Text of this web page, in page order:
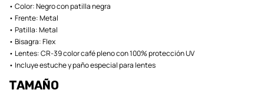
• Color: Negro con patilla negra
• Frente: Metal
• Patilla: Metal
• Bisagra: Flex
• Lentes: CR-39 color café pleno con 100% protección UV
• Incluye estuche y paño especial para lentes
TAMAÑO